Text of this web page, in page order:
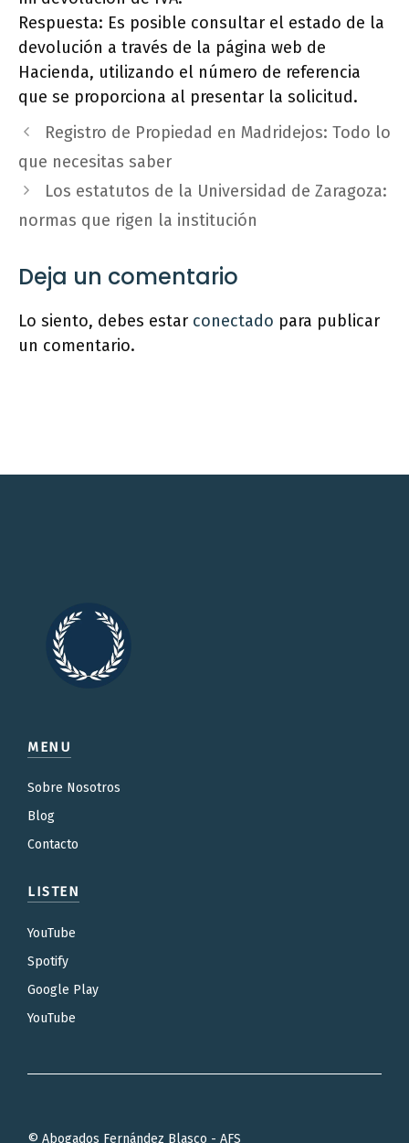
Respuesta: Es posible consultar el estado de la
devolución a través de la página web de
Hacienda, utilizando el número de referencia
que se proporciona al presentar la solicitud.
Registro de Propiedad en Madridejos: Todo lo
que necesitas saber
Los estatutos de la Universidad de Zaragoza:
normas que rigen la institución
Deja un comentario
Lo siento, debes estar conectado para publicar
un comentario.
MENU
Sobre Nosotros
Blog
Contacto
LISTEN
YouTube
Spotify
Google Play
YouTube
© Abogados Fernández Blasco - AFS